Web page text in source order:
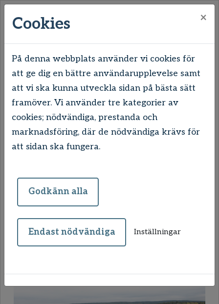
Hem
Uddevalla
Skogslyckan & Unneröd
Östanvindsvägen 12-16
Östanvindsvägen 12-16
och helkaklade badrum. Fönstren är bytta och
Cookies ×
På denna webbplats använder vi cookies för
att ge dig en bättre användarupplevelse samt
att vi ska kunna utveckla sidan på bästa sätt
framöver. Vi använder tre kategorier av
cookies; nödvändiga, prestanda och
marknadsföring, där de nödvändiga krävs för
att sidan ska fungera.
Godkänn alla
Endast nödvändiga Inställningar